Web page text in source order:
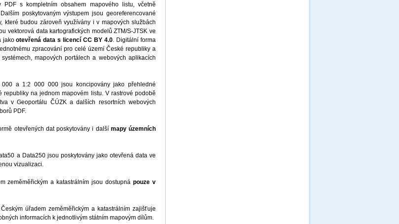
s kompletním obsahem mapového listu, včetně
poskytovaným výstupem jsou georeferencované
které budou zároveň využívány i v mapových službách
vektorová data kartografických modelů ZTM/S-JTSK ve
jakootevřená data s licencí CC BY 4.0. Digitální forma
zpracování pro celé území České republiky a
mapových portálech a webových aplikacích
a 1:2 000 000 jsou koncipovány jako přehledné
na jednom mapovém listu. V rastrové podobě
v Geoportálu ČÚZK a dalších resortních webových
PDF.
otevřených dat poskytovány i další mapy územních
a Data250 jsou poskytovány jako otevřená data ve
vizualizaci.
zeměměřickým a katastrálním jsou dostupnápouze v
úřadem zeměměřickým a katastrálním zajišťuje
informacích k jednotlivým státním mapovým dílům.